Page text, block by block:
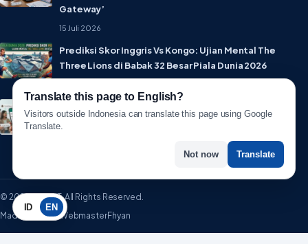
Gateway’
15 Juli 2026
Prediksi Skor Inggris Vs Kongo: Ujian Mental The
Three Lions di Babak 32 Besar Piala Dunia 2026
© 2026 WartaIT. All Rights Reserved.
Made with ♥ by WebmasterFhyan
ID EN
Translate this page to English?
Visitors outside Indonesia can translate this page using Google
Translate.
Not now Translate